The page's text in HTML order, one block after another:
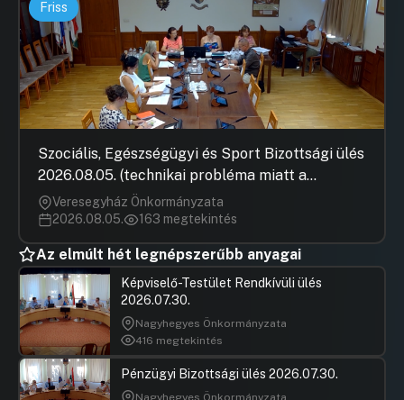
Friss
Szociális, Egészségügyi és Sport Bizottsági ülés
2026.08.05. (technikai probléma miatt a
jegyzőkönyv elfogadása nem rögzült)
Veresegyház Önkormányzata
2026.08.05.
163 megtekintés
Az elmúlt hét legnépszerűbb anyagai
Képviselő-Testület Rendkívüli ülés
2026.07.30.
Nagyhegyes Önkormányzata
416 megtekintés
Pénzügyi Bizottsági ülés 2026.07.30.
Nagyhegyes Önkormányzata